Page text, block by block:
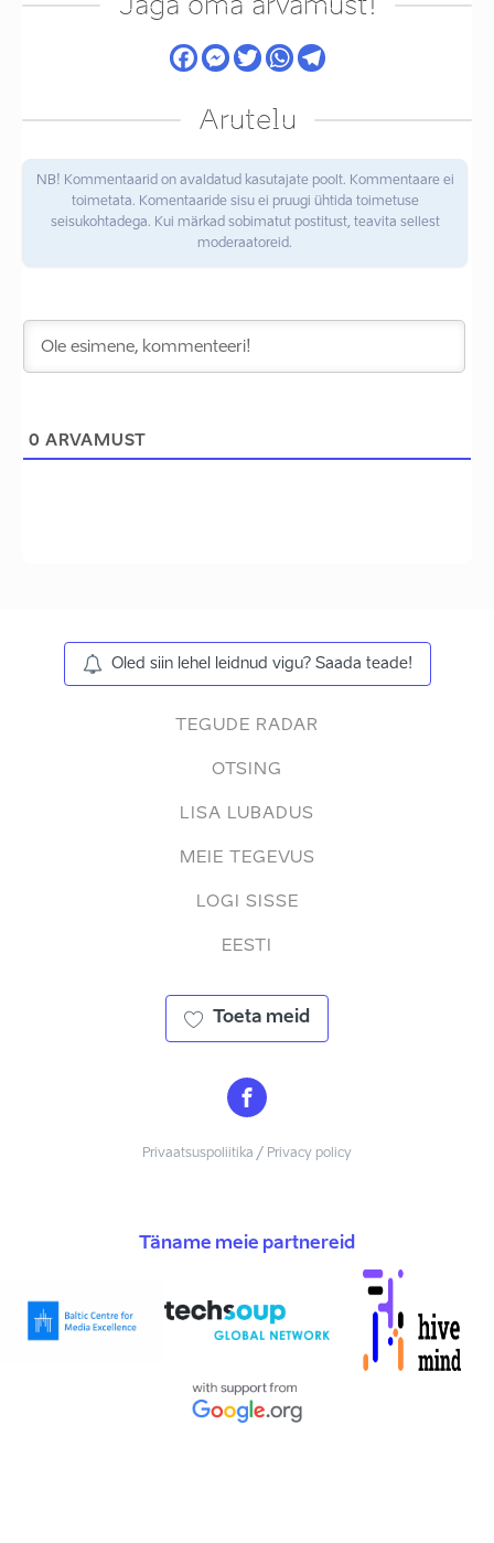
Arutelu
NB! Kommentaarid on avaldatud kasutajate poolt. Kommentaare ei
toimetata. Komentaaride sisu ei pruugi ühtida toimetuse
seisukohtadega. Kui märkad sobimatut postitust, teavita sellest
moderaatoreid.
0 ARVAMUST
Oled siin lehel leidnud vigu? Saada teade!
TEGUDE RADAR
OTSING
LISA LUBADUS
MEIE TEGEVUS
LOGI SISSE
EESTI
Toeta meid
Privaatsuspoliitika / Privacy policy
Täname meie partnereid